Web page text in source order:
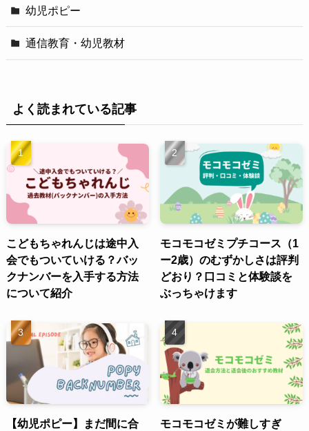
幼児ポピー
通信教育・幼児教材
よく読まれている記事
こどもちゃれんじは途中入
会でもついていける？バッ
クナンバーを入手する方法
について紹介
モコモコゼミプチコース（1
ー2歳）のむずかしさは評判
どおり？口コミと体験談を
ぶっちゃけます
【幼児ポピー】まだ間に合
モコモコゼミが難しすぎ